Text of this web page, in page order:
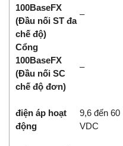
100BaseFX
(Đầu nối ST đa
chế độ)
–
Cổng
100BaseFX
(Đầu nối SC
chế độ đơn)
–
điện áp hoạt
động
9,6 đến 60
VDC